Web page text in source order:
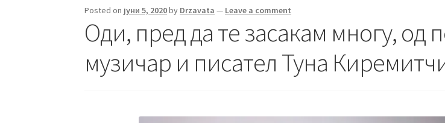
Posted on јуни 5, 2020by Drzavata — Leave a comment
Оди, пред да те засакам многу, од
музичар и писател Туна